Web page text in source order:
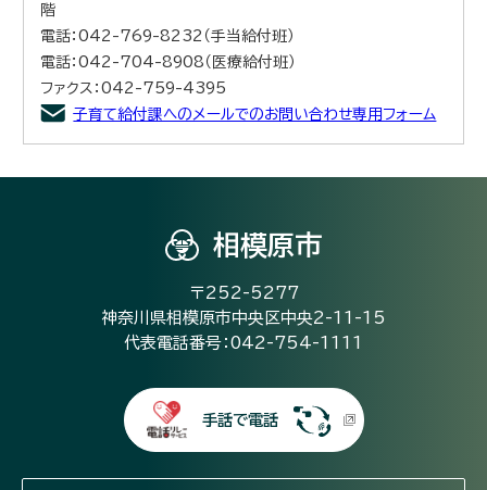
階
電話：042-769-8232（手当給付班）
電話：042-704-8908（医療給付班）
ファクス：042-759-4395
子育て給付課へのメールでのお問い合わせ専用フォーム
相模原市
〒252-5277
神奈川県相模原市中央区中央2-11-15
代表電話番号：042-754-1111
手話で電話